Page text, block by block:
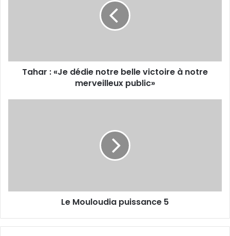
notre
merveilleux
Tahar : «Je dédie notre belle victoire à notre
merveilleux public»
Le Mouloudia puissance 5